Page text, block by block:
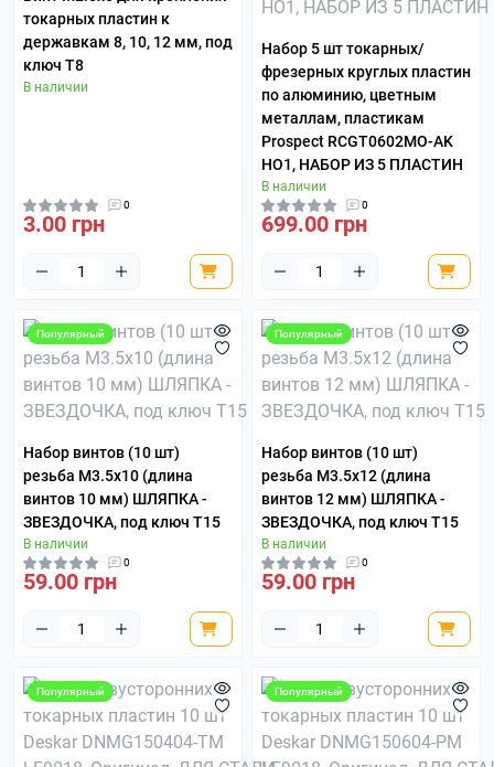
токарных пластин к
державкам 8, 10, 12 мм, под
ключ Т8
В наличии
0
3.00 грн
Набор 5 шт токарных/
фрезерных круглых пластин
по алюминию, цветным
металлам, пластикам
Prospect RCGT0602MO-AK
HO1, НАБОР ИЗ 5 ПЛАСТИН
В наличии
0
699.00 грн
Популярный
Набор винтов (10 шт)
резьба М3.5x10 (длина
винтов 10 мм) ШЛЯПКА -
ЗВЕЗДОЧКА, под ключ Т15
В наличии
0
59.00 грн
Популярный
Набор винтов (10 шт)
резьба М3.5x12 (длина
винтов 12 мм) ШЛЯПКА -
ЗВЕЗДОЧКА, под ключ Т15
В наличии
0
59.00 грн
Популярный Популярный